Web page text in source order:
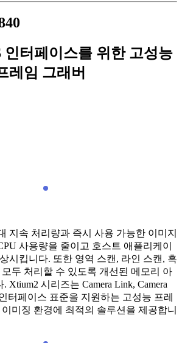
인터페이스를 위한 고성능
레임 그래버
지속 처리량과 즉시 사용 가능한 이미지
사용량을 줄이고 호스트 애플리케이
시킵니다. 또한 영역 스캔, 라인 스캔, 흑
두 처리할 수 있도록 개선된 메모리 아
Xtium2 시리즈는 Camera Link, Camera
터페이스 표준을 지원하는 고성능 프레
미징 환경에 최적의 솔루션을 제공합니